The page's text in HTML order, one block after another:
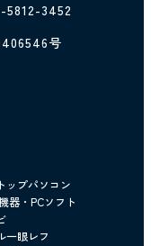
5812-3452
号
ップパソコン
器・PCソフト
一眼レフ